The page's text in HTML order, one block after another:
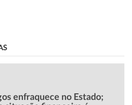
enfraquece no Estado;